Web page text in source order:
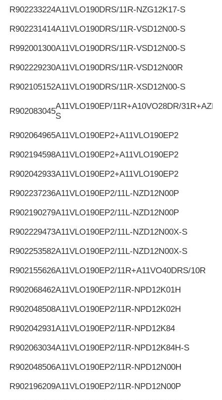
R902233224A11VLO190DRS/11R-NZG12K17-S
R902231414A11VLO190DRS/11R-VSD12N00-S
R992001300A11VLO190DRS/11R-VSD12N00-S
R902229230A11VLO190DRS/11R-VSD12N00R
R902105152A11VLO190DRS/11R-XSD12N00-S
R902083045
A11VLO190EP/11R+A10VO28DR/
S
R902064965A11VLO190EP2+A11VLO190EP2
R902194598A11VLO190EP2+A11VLO190EP2
R902042933A11VLO190EP2+A11VLO190EP2
R902237236A11VLO190EP2/11L-NZD12N00P
R902190279A11VLO190EP2/11L-NZD12N00P
R902229473A11VLO190EP2/11L-NZD12N00X-S
R902253582A11VLO190EP2/11L-NZD12N00X-S
R902155626A11VLO190EP2/11R+A11VO40DRS/10R
R902068462A11VLO190EP2/11R-NPD12K01H
R902048508A11VLO190EP2/11R-NPD12K02H
R902042931A11VLO190EP2/11R-NPD12K84
R902063034A11VLO190EP2/11R-NPD12K84H-S
R902048506A11VLO190EP2/11R-NPD12N00H
R902196209A11VLO190EP2/11R-NPD12N00P